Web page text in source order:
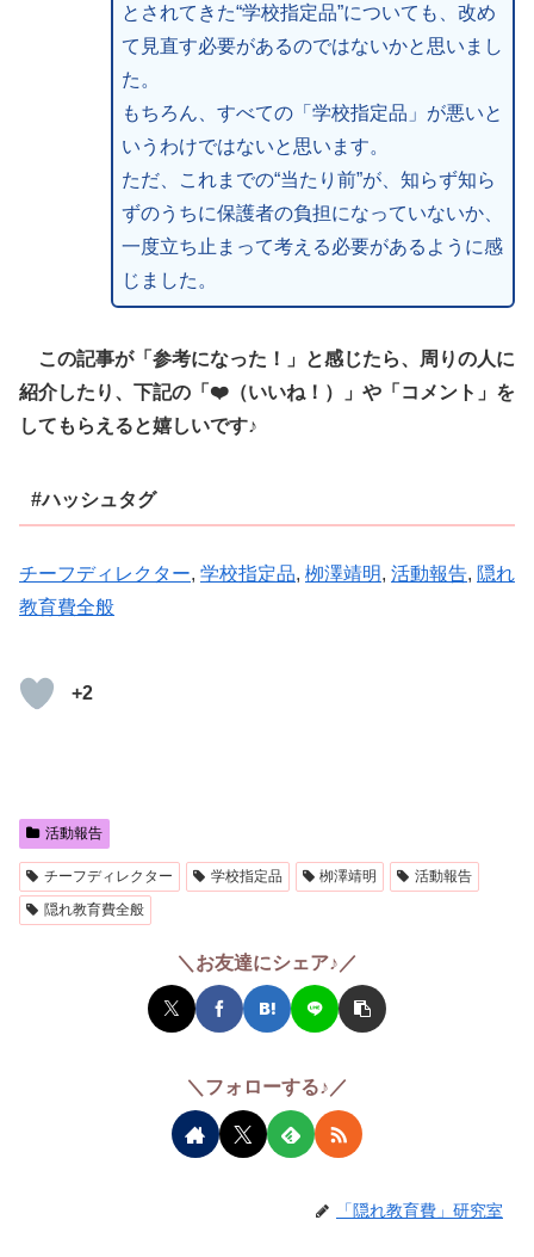
とされてきた“学校指定品”についても、改め
て見直す必要があるのではないかと思いまし
た。
もちろん、すべての「学校指定品」が悪いと
いうわけではないと思います。
ただ、これまでの“当たり前”が、知らず知ら
ずのうちに保護者の負担になっていないか、
一度立ち止まって考える必要があるように感
じました。
この記事が「参考になった！」と感じたら、周りの人に
紹介したり、下記の「❤️（いいね！）」や「コメント」を
してもらえると嬉しいです♪
#ハッシュタグ
チーフディレクター, 学校指定品, 栁澤靖明, 活動報告, 隠れ
教育費全般
+2
活動報告
チーフディレクター 学校指定品 栁澤靖明
活動報告
隠れ教育費全般
＼お友達にシェア♪／
＼フォローする♪／
「隠れ教育費」研究室